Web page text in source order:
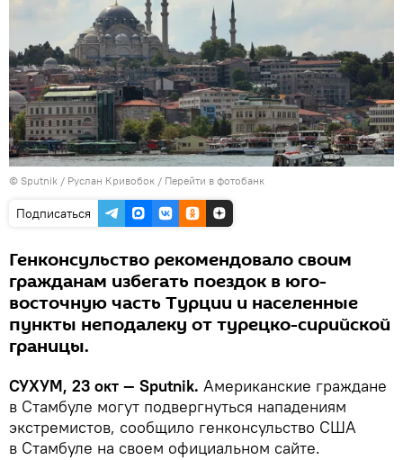
© Sputnik / Руслан Кривобок / Перейти в фотобанк
Подписаться
Генконсульство рекомендовало своим
гражданам избегать поездок в юго-
восточную часть Турции и населенные
пункты неподалеку от турецко-сирийской
границы.
СУХУМ, 23 окт — Sputnik. Американские граждане
в Стамбуле могут подвергнуться нападениям
экстремистов, сообщило генконсульство США
в Стамбуле на своем официальном сайте.